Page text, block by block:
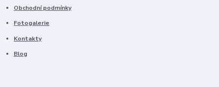
Obchodní podmínky
Fotogalerie
Kontakty
Blog